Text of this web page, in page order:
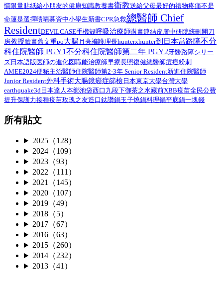
慣限量貼紙給小朋友的健康知識教養書衛教送給父母最好的禮物疼痛不是
命運是選擇嘖嘖募資中小學生新書CPR急救總醫師 Chief
ResidentDEVILCASE手機殼呼吸治療師購書連結皮膚中研院統刪 開刀
房教授臉書舊文重po大腸 月亮褲護理長hunterxhunter到日本當路障不分
科住院醫師 PGY1不分科住院醫師第二年 PGY2牙醫路障シリー
ズ日本語版医師の進化図職能治療師早療長照復健總醫師痘痘粉刺
AMEE2024便秘主治醫師住院醫師第2-3年 Senior Resident新進住院醫師
Junior Resident外科手術大腸鏡癌症篩檢 日本東京大學台灣大學
earthquake3d 日本達人本鄉池袋西口 九段下御茶之水藏前XBB疫苗全民公費
提升保護力接種疫苗玫瑰之友造口鈦讚鍋玉子燒鍋料理鍋平底鍋一塊錢
所有貼文
2025（128）
2024（109）
2023（93）
2022（111）
2021（145）
2020（107）
2019（49）
2018（5）
2017（67）
2016（63）
2015（260）
2014（232）
2013（41）